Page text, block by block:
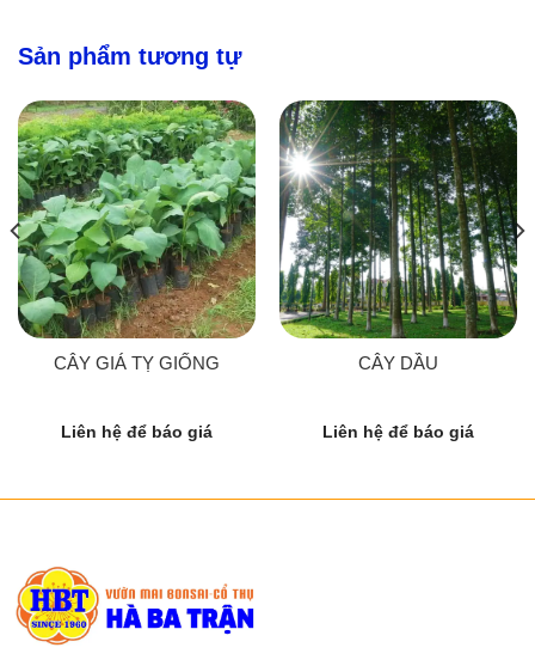
Sản phẩm tương tự
CÂY GIÁ TỴ GIỐNG
Liên hệ để báo giá
CÂY DẦU
Liên hệ để báo giá